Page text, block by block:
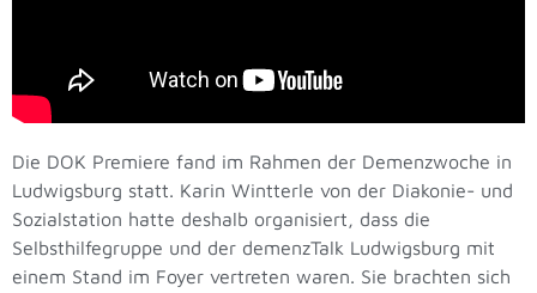
Die DOK Premiere fand im Rahmen der Demenzwoche in
Ludwigsburg statt. Karin Wintterle von der Diakonie- und
Sozialstation hatte deshalb organisiert, dass die
Selbsthilfegruppe und der demenzTalk Ludwigsburg mit
einem Stand im Foyer vertreten waren. Sie brachten sich